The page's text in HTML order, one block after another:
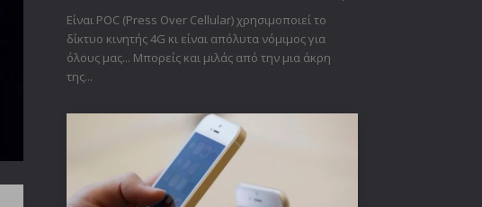
Είναι POC (Press Over Cellular) χρησιμοποιεί το
δίκτυο κινητής 4G κι είναι απόλυτα νόμιμος για
όλους μας... Μπορείς και μιλάς από την μια άκρη
της...